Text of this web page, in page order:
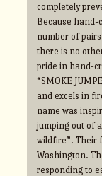
completely
Because hand-
number of
there is no
pride in hand-
“SMOKE
and excels in
name was
jumping out of
wildfire”. Their
Washington.
responding to